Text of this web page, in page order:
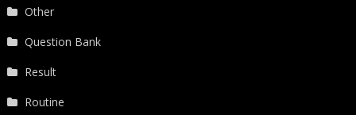
Other
Question Bank
Result
Routine